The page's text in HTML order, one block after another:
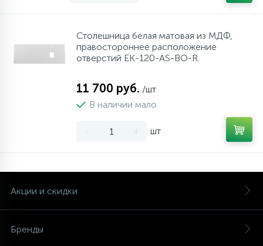
Столешница белая матовая из МДФ,
правостороннее расположение
отверстий EK-120-AS-BO-R
11 700 руб. /шт
В наличии мало
- + шт
Акции и скидки
Бренды